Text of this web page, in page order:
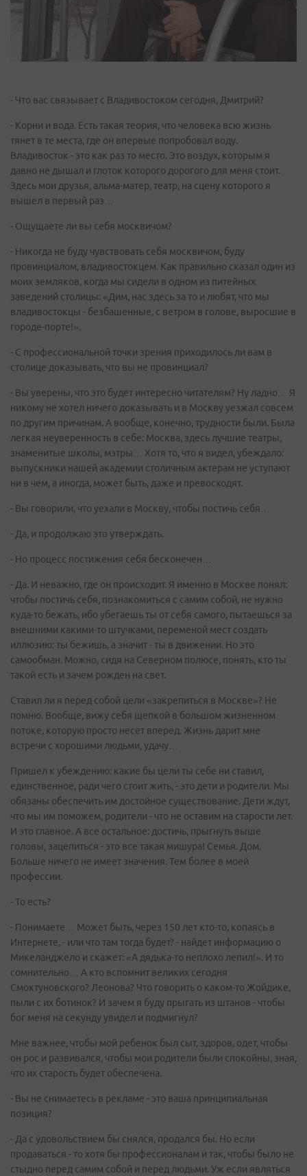
- Что вас связывает с Владивостоком сегодня, Дмитрий?
- Корни и вода. Есть такая теория, что человека всю жизнь
тянет в те места, где он впервые попробовал воду.
Владивосток - это как раз то место. Это воздух, которым я
давно не дышал и глоток которого дорогого для меня стоит.
Здесь мои друзья, альма-матер, театр, на сцену которого я
вышел в первый раз…
- Ощущаете ли вы себя москвичом?
- Никогда не буду чувствовать себя москвичом, буду
провинциалом, владивостокцем. Как правильно сказал один из
моих земляков, когда мы сидели в одном из питейных
заведений столицы: «Дим, нас здесь за то и любят, что мы
владивостокцы - безбашенные, с ветром в голове, выросшие в
городе-порте!».
- С профессиональной точки зрения приходилось ли вам в
столице доказывать, что вы не провинциал?
- Вы уверены, что это будет интересно читателям? Ну ладно… Я
никому не хотел ничего доказывать и в Москву уезжал совсем
по другим причинам. А вообще, конечно, трудности были. Была
легкая неуверенность в себе: Москва, здесь лучшие театры,
знаменитые школы, мэтры… Хотя то, что я видел, убеждало:
выпускники нашей академии столичным актерам не уступают
ни в чем, а иногда, может быть, даже и превосходят.
- Вы говорили, что уехали в Москву, чтобы постичь себя…
- Да, и продолжаю это утверждать.
- Но процесс постижения себя бесконечен…
- Да. И неважно, где он происходит. Я именно в Москве понял:
чтобы постичь себя, познакомиться с самим собой, не нужно
куда-то бежать, ибо убегаешь ты от себя самого, пытаешься за
внешними какими-то штучками, переменой мест создать
иллюзию: ты бежишь, а значит - ты в движении. Но это
самообман. Можно, сидя на Северном полюсе, понять, кто ты
такой есть и зачем рожден на свет.
Ставил ли я перед собой цели «закрепиться в Москве»? Не
помню. Вообще, вижу себя щепкой в большом жизненном
потоке, которую просто несет вперед. Жизнь дарит мне
встречи с хорошими людьми, удачу…
Пришел к убеждению: какие бы цели ты себе ни ставил,
единственное, ради чего стоит жить, - это дети и родители. Мы
обязаны обеспечить им достойное существование. Дети ждут,
что мы им поможем, родители - что не оставим на старости лет.
И это главное. А все остальное: достичь, прыгнуть выше
головы, зацепиться - это все такая мишура! Семья. Дом.
Больше ничего не имеет значения. Тем более в моей
профессии.
- То есть?
- Понимаете… Может быть, через 150 лет кто-то, копаясь в
Интернете, - или что там тогда будет? - найдет информацию о
Микеланджело и скажет: «А дядька-то неплохо лепил!». И то
сомнительно… А кто вспомнит великих сегодня
Смоктуновского? Леонова? Что говорить о каком-то Жойдике,
пыли с их ботинок? И зачем я буду прыгать из штанов - чтобы
бог меня на секунду увидел и подмигнул?
Мне важнее, чтобы мой ребенок был сыт, здоров, одет, чтобы
он рос и развивался, чтобы мои родители были спокойны, зная,
что их старость будет обеспечена.
- Вы не снимаетесь в рекламе - это ваша принципиальная
позиция?
- Да с удовольствием бы снялся, продался бы. Но если
продаваться - то хотя бы профессионалам и так, чтобы было не
стыдно перед самим собой и перед людьми. Уж если являться